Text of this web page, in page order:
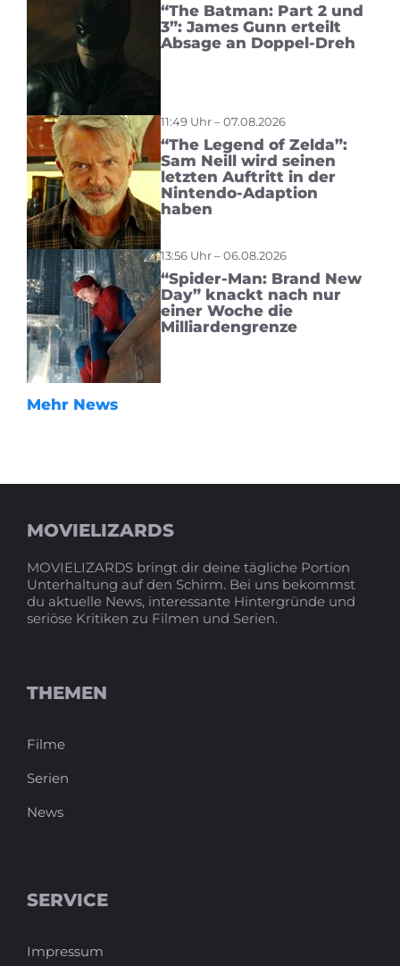
“The Batman: Part 2 und
3”: James Gunn erteilt
Absage an Doppel-Dreh
11:49 Uhr – 07.08.2026
“The Legend of Zelda”:
Sam Neill wird seinen
letzten Auftritt in der
Nintendo-Adaption
haben
13:56 Uhr – 06.08.2026
“Spider-Man: Brand New
Day” knackt nach nur
einer Woche die
Milliardengrenze
Mehr News
MOVIELIZARDS
MOVIELIZARDS bringt dir deine tägliche Portion
Unterhaltung auf den Schirm. Bei uns bekommst
du aktuelle News, interessante Hintergründe und
seriöse Kritiken zu Filmen und Serien.
THEMEN
Filme
Serien
News
SERVICE
Impressum